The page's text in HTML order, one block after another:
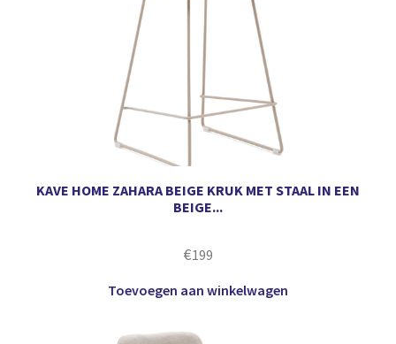
KAVE HOME ZAHARA BEIGE KRUK MET STAAL IN EEN
BEIGE...
€199
Toevoegen aan winkelwagen